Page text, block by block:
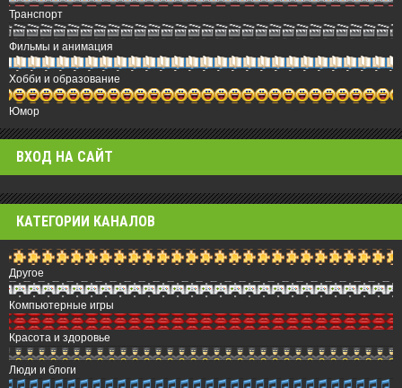
Транспорт
Фильмы и анимация
Хобби и образование
Юмор
ВХОД НА САЙТ
КАТЕГОРИИ КАНАЛОВ
Другое
Компьютерные игры
Красота и здоровье
Люди и блоги